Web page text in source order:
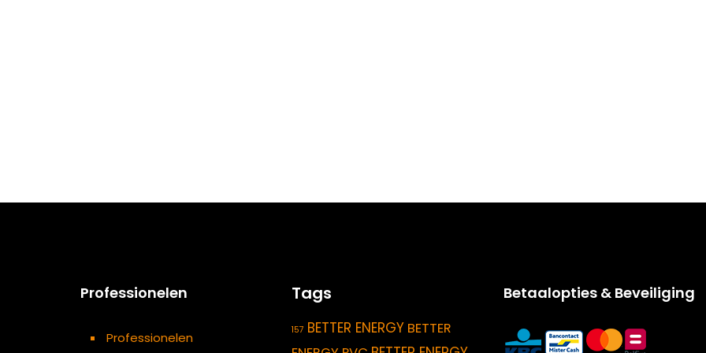
Professionelen
Professionelen
Tags
157 BETTER ENERGY BETTER
Betaalopties & Beveiliging